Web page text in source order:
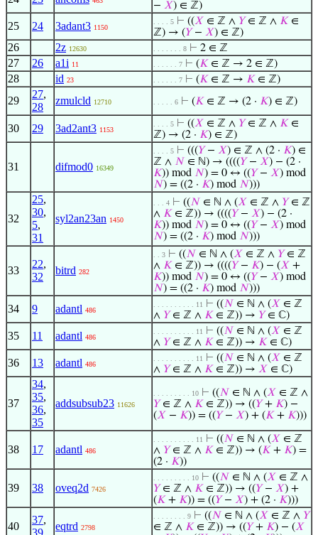
− 𝑋) ∈ ℤ)
25 24 3adant3 1150
. . . . 5 ⊢ ((𝑋 ∈ ℤ ∧ 𝑌∈ ℤ ∧ 𝐾 ∈
ℤ) → (𝑌− 𝑋) ∈ ℤ)
26 2z 12630 . . . . . . . 8 ⊢ 2 ∈ ℤ
27 26 a1i 11 . . . . . . 7 ⊢ (𝐾 ∈ ℤ → 2 ∈ ℤ)
28 id 23 . . . . . . 7 ⊢ (𝐾 ∈ ℤ → 𝐾 ∈ ℤ)
29
27,
28
zmulcld 12710 . . . . . 6 ⊢ (𝐾 ∈ ℤ → (2 · 𝐾) ∈ ℤ)
30 29 3ad2ant3 1153
. . . . 5 ⊢ ((𝑋 ∈ ℤ ∧ 𝑌∈ ℤ ∧ 𝐾 ∈
ℤ) → (2 · 𝐾) ∈ ℤ)
31 difmod0 16349
. . . . 5 ⊢ (((𝑌− 𝑋) ∈ ℤ ∧ (2 · 𝐾) ∈
ℤ ∧ 𝑁 ∈ ℕ) → ((((𝑌− 𝑋) − (2 ·
𝐾)) mod 𝑁) = 0 ↔ ((𝑌− 𝑋) mod
𝑁) = ((2 · 𝐾) mod 𝑁)))
32
25,
30,
5,
31
syl2an23an 1450
. . . 4 ⊢ ((𝑁 ∈ ℕ ∧ (𝑋 ∈ ℤ ∧ 𝑌∈ ℤ
∧ 𝐾 ∈ ℤ)) → ((((𝑌− 𝑋) − (2 ·
𝐾)) mod 𝑁) = 0 ↔ ((𝑌− 𝑋) mod
𝑁) = ((2 · 𝐾) mod 𝑁)))
33
22,
32
bitrd 282
. . 3 ⊢ ((𝑁 ∈ ℕ ∧ (𝑋 ∈ ℤ ∧ 𝑌∈ ℤ
∧ 𝐾 ∈ ℤ)) → ((((𝑌− 𝐾) − (𝑋 +
𝐾)) mod 𝑁) = 0 ↔ ((𝑌− 𝑋) mod
𝑁) = ((2 · 𝐾) mod 𝑁)))
34 9 adantl 486
. . . . . . . . . . 11 ⊢ ((𝑁 ∈ ℕ ∧ (𝑋 ∈ ℤ
∧ 𝑌∈ ℤ ∧ 𝐾 ∈ ℤ)) → 𝑌∈ ℂ)
35 11 adantl 486
. . . . . . . . . . 11 ⊢ ((𝑁 ∈ ℕ ∧ (𝑋 ∈ ℤ
∧ 𝑌∈ ℤ ∧ 𝐾 ∈ ℤ)) → 𝐾 ∈ ℂ)
36 13 adantl 486
. . . . . . . . . . 11 ⊢ ((𝑁 ∈ ℕ ∧ (𝑋 ∈ ℤ
∧ 𝑌∈ ℤ ∧ 𝐾 ∈ ℤ)) → 𝑋 ∈ ℂ)
37
34,
35,
36,
35
addsubsub23 11626
. . . . . . . . . 10 ⊢ ((𝑁 ∈ ℕ ∧ (𝑋 ∈ ℤ ∧
𝑌∈ ℤ ∧ 𝐾 ∈ ℤ)) → ((𝑌+ 𝐾) −
(𝑋 − 𝐾)) = ((𝑌− 𝑋) + (𝐾 + 𝐾)))
38 17 adantl 486
. . . . . . . . . . 11 ⊢ ((𝑁 ∈ ℕ ∧ (𝑋 ∈ ℤ
∧ 𝑌∈ ℤ ∧ 𝐾 ∈ ℤ)) → (𝐾 + 𝐾) =
(2 · 𝐾))
39 38 oveq2d 7426
. . . . . . . . . 10 ⊢ ((𝑁 ∈ ℕ ∧ (𝑋 ∈ ℤ ∧
𝑌∈ ℤ ∧ 𝐾 ∈ ℤ)) → ((𝑌− 𝑋) +
(𝐾 + 𝐾)) = ((𝑌− 𝑋) + (2 · 𝐾)))
40
37,
39
eqtrd 2798
. . . . . . . . 9 ⊢ ((𝑁 ∈ ℕ ∧ (𝑋 ∈ ℤ ∧ 𝑌
∈ ℤ ∧ 𝐾 ∈ ℤ)) → ((𝑌+ 𝐾) − (𝑋